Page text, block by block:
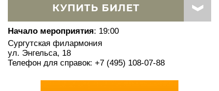
КУПИТЬ БИЛЕТ
Начало мероприятия: 19:00
Сургутская филармония
ул. Энгельса, 18
Телефон для справок: +7 (495) 108-07-88